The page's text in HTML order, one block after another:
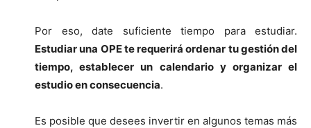
Por eso, date suficiente tiempo para estudiar.
Estudiar una OPE te requerirá ordenar tu gestión del
tiempo, establecer un calendario y organizar el
estudio en consecuencia.
Es posible que desees invertir en algunos temas más